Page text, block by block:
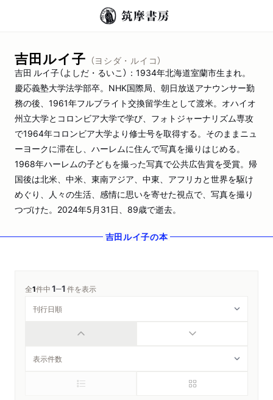
吉田ルイ子 （ヨシダ・ルイコ）
吉田 ルイ子（よしだ・るいこ）：1934年北海道室蘭市生まれ。
慶応義塾大学法学部卒。NHK国際局、朝日放送アナウンサー勤
務の後、1961年フルブライト交換留学生として渡米。オハイオ
州立大学とコロンビア大学で学び、フォトジャーナリズム専攻
で1964年コロンビア大学より修士号を取得する。そのままニュ
ーヨークに滞在し、ハーレムに住んで写真を撮りはじめる。
1968年ハーレムの子どもを撮った写真で公共広告賞を受賞。帰
国後は北米、中米、東南アジア、中東、アフリカと世界を駆け
めぐり、人々の生活、感情に思いを寄せた視点で、写真を撮り
つづけた。2024年5月31日、89歳で逝去。
吉田ルイ子の本
全1件中1─1件を表示